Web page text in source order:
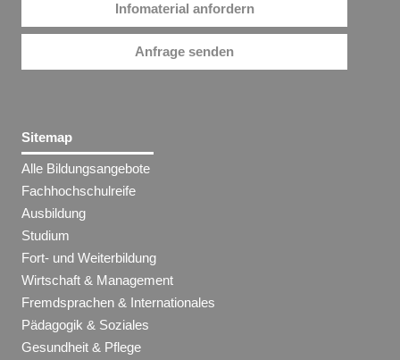
Infomaterial anfordern
Anfrage senden
Sitemap
Alle Bildungsangebote
Fachhochschulreife
Ausbildung
Studium
Fort- und Weiterbildung
Wirtschaft & Management
Fremdsprachen & Internationales
Pädagogik & Soziales
Gesundheit & Pflege